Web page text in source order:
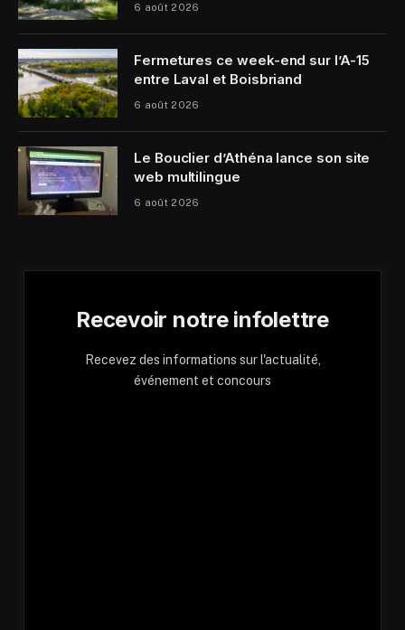
6 août 2026
Fermetures ce week-end sur l’A-15
entre Laval et Boisbriand
6 août 2026
Le Bouclier d’Athéna lance son site
web multilingue
6 août 2026
Recevoir notre infolettre
Recevez des informations sur l'actualité,
événement et concours